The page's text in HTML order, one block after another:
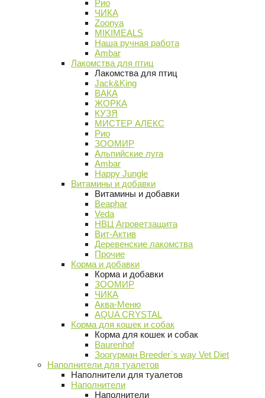
Рио
ЧИКА
Zoonya
MIKIMEALS
Наша ручная работа
Ambar
Лакомства для птиц
Лакомства для птиц
Jack&King
ВАКА
ЖОРКА
КУЗЯ
МИСТЕР АЛЕКС
Рио
ЗООМИР
Альпийские луга
Ambar
Happy Jungle
Витамины и добавки
Витамины и добавки
Beaphar
Veda
НВЦ Агроветзащита
Вит-Актив
Деревенские лакомства
Прочие
Корма и добавки
Корма и добавки
ЗООМИР
ЧИКА
Аква-Меню
AQUA CRYSTAL
Корма для кошек и собак
Корма для кошек и собак
Baurenhof
Зоогурман Breeder`s way Vet Diet
Наполнители для туалетов
Наполнители для туалетов
Наполнители
Наполнители